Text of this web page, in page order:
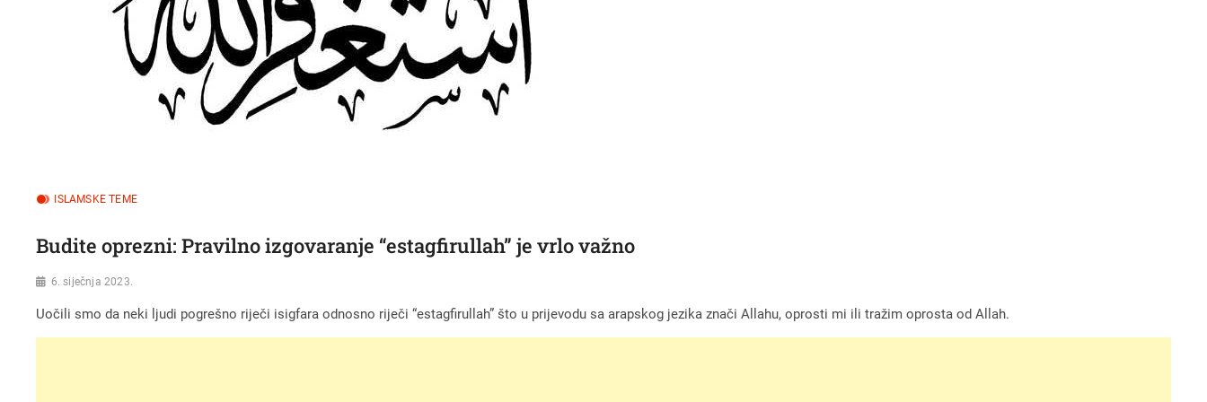
ISLAMSKE TEME
Budite oprezni: Pravilno izgovaranje “estagfirullah” je vrlo važno
6. siječnja 2023.
Uočili smo da neki ljudi pogrešno riječi isigfara odnosno riječi “estagfirullah” što u prijevodu sa arapskog jezika znači Allahu, oprosti mi ili tražim oprosta od Allah.